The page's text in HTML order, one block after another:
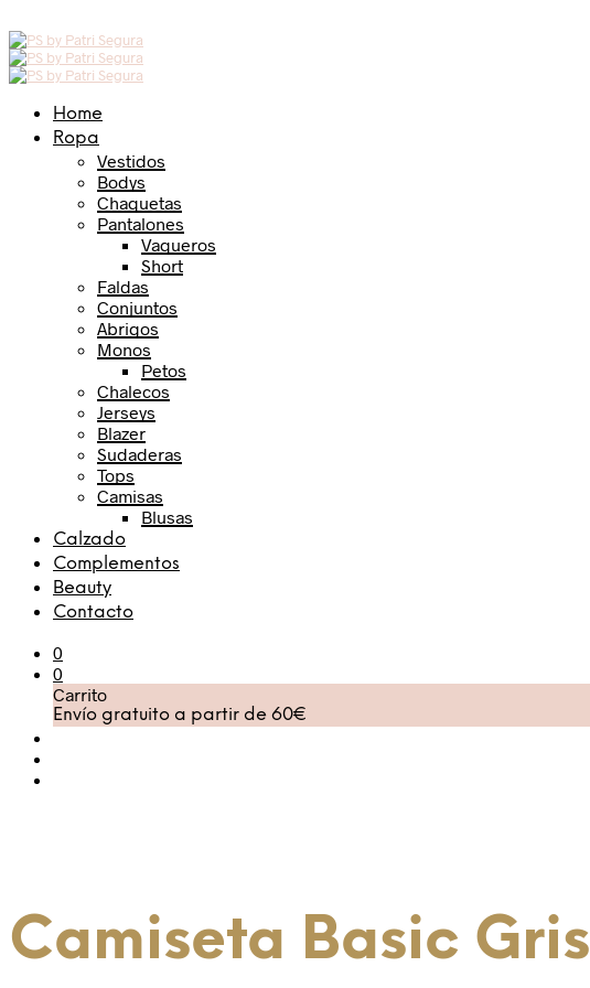
Home
Ropa
Vestidos
Bodys
Chaquetas
Pantalones
Vaqueros
Short
Faldas
Conjuntos
Abrigos
Monos
Petos
Chalecos
Jerseys
Blazer
Sudaderas
Tops
Camisas
Blusas
Calzado
Complementos
Beauty
Contacto
0
0
Carrito
Envío gratuito a partir de 60€
Camiseta Basic Gris